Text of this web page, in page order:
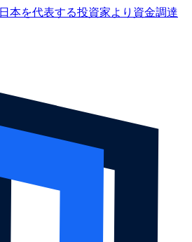
日本を代表する投資家より資金調達